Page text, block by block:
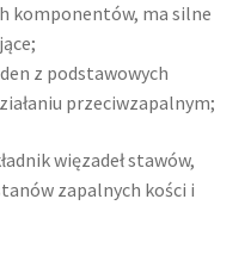
komponentów, ma silne
z podstawowych
przeciwzapalnym;
więzadeł stawów,
zapalnych kości i